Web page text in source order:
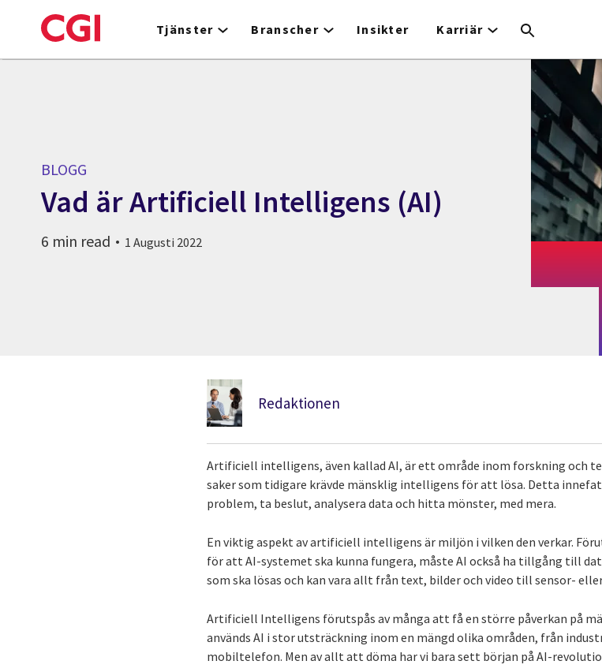
to
Tjänster Branscher Insikter Karriär
BLOGG
Vad är Artificiell Intelligens (AI)
6 min read 1 Augusti 2022
Redaktionen
Artificiell intelligens, även kallad AI, är ett område inom forskning och
saker som tidigare krävde mänsklig intelligens för att lösa. Detta
problem, ta beslut, analysera data och hitta mönster, med mera.
En viktig aspekt av artificiell intelligens är miljön i vilken den verkar.
för att AI-systemet ska kunna fungera, måste AI också ha tillgång till
som ska lösas och kan vara allt från text, bilder och video till sensor-
Artificiell Intelligens förutspås av många att få en större påverkan på
används AI i stor utsträckning inom en mängd olika områden, från
mobiltelefon. Men av allt att döma har vi bara sett början på AI-